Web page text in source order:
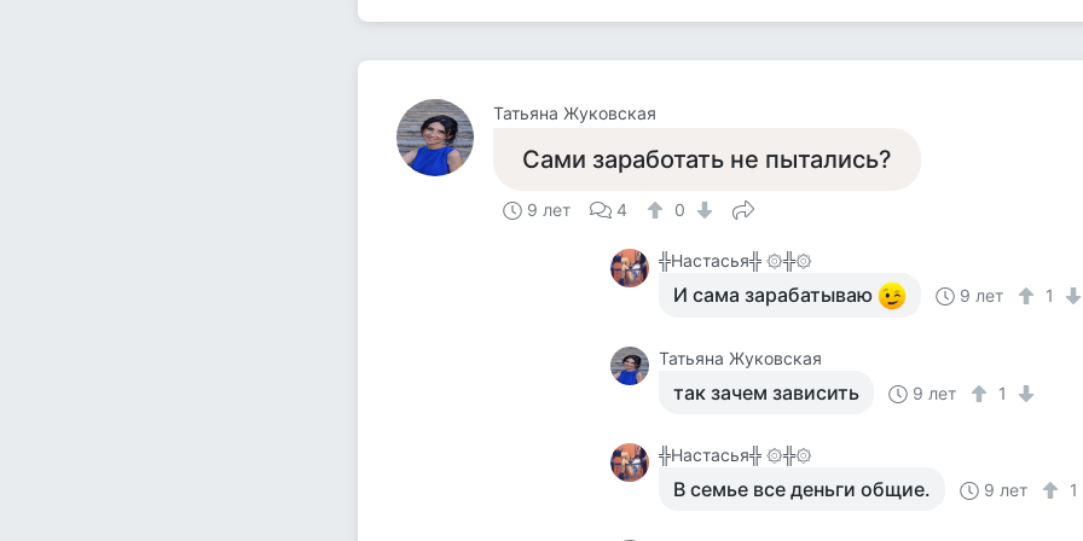
Татьяна Жуковская
Сами заработать не пытались?
9 лет 4 0
╬Настасья╬ ۞╬۞
И сама зарабатываю 9 лет 1
Татьяна Жуковская
так зачем зависить 9 лет 1
╬Настасья╬ ۞╬۞
В семье все деньги общие. 9 лет 1